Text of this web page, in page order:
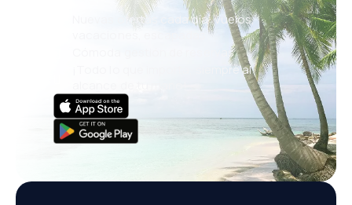
Nuevas ofertas cada día: vuelos,
vacaciones, escapadas
Cómoda gestión de reservas
¡Todo lo que importa, siempre al